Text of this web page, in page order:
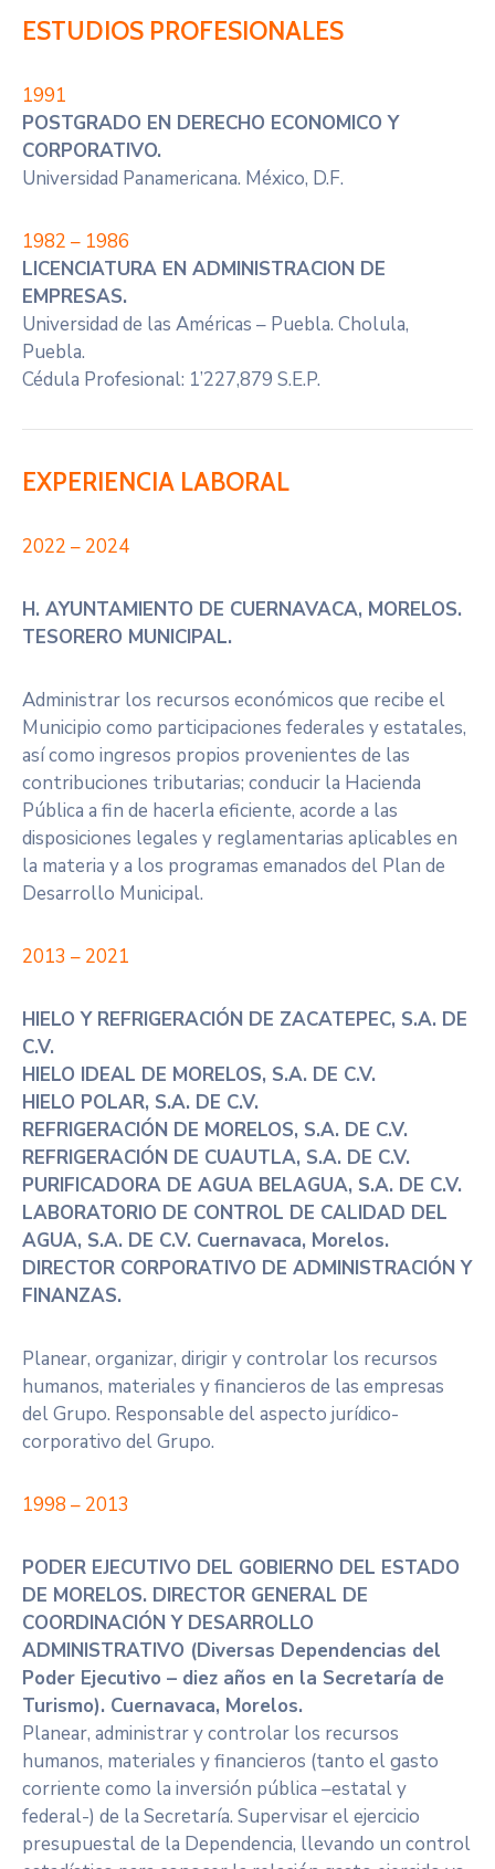
ESTUDIOS PROFESIONALES
1991
POSTGRADO EN DERECHO ECONOMICO Y
CORPORATIVO.
Universidad Panamericana. México, D.F.
1982 – 1986
LICENCIATURA EN ADMINISTRACION DE
EMPRESAS.
Universidad de las Américas – Puebla. Cholula,
Puebla.
Cédula Profesional: 1’227,879 S.E.P.
EXPERIENCIA LABORAL
2022 – 2024
H. AYUNTAMIENTO DE CUERNAVACA, MORELOS.
TESORERO MUNICIPAL.
Administrar los recursos económicos que recibe el
Municipio como participaciones federales y estatales,
así como ingresos propios provenientes de las
contribuciones tributarias; conducir la Hacienda
Pública a fin de hacerla eficiente, acorde a las
disposiciones legales y reglamentarias aplicables en
la materia y a los programas emanados del Plan de
Desarrollo Municipal.
2013 – 2021
HIELO Y REFRIGERACIÓN DE ZACATEPEC, S.A. DE
C.V.
HIELO IDEAL DE MORELOS, S.A. DE C.V.
HIELO POLAR, S.A. DE C.V.
REFRIGERACIÓN DE MORELOS, S.A. DE C.V.
REFRIGERACIÓN DE CUAUTLA, S.A. DE C.V.
PURIFICADORA DE AGUA BELAGUA, S.A. DE C.V.
LABORATORIO DE CONTROL DE CALIDAD DEL
AGUA, S.A. DE C.V. Cuernavaca, Morelos.
DIRECTOR CORPORATIVO DE ADMINISTRACIÓN Y
FINANZAS.
Planear, organizar, dirigir y controlar los recursos
humanos, materiales y financieros de las empresas
del Grupo. Responsable del aspecto jurídico-
corporativo del Grupo.
1998 – 2013
PODER EJECUTIVO DEL GOBIERNO DEL ESTADO
DE MORELOS. DIRECTOR GENERAL DE
COORDINACIÓN Y DESARROLLO
ADMINISTRATIVO (Diversas Dependencias del
Poder Ejecutivo – diez años en la Secretaría de
Turismo). Cuernavaca, Morelos.
Planear, administrar y controlar los recursos
humanos, materiales y financieros (tanto el gasto
corriente como la inversión pública –estatal y
federal-) de la Secretaría. Supervisar el ejercicio
presupuestal de la Dependencia, llevando un control